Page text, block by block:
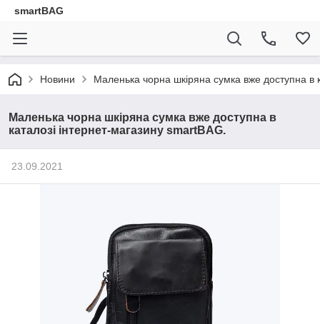
smartBAG
Новини Маленька чорна шкіряна сумка вже доступна в
Маленька чорна шкіряна сумка вже доступна в
каталозі інтернет-магазину smartBAG.
23.09.2021